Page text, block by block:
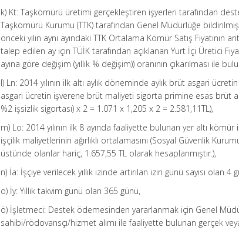
k) Kt: Taşkömürü üretimi gerçekleştiren işyerleri tarafından
Taşkömürü Kurumu (TTK) tarafından Genel Müdürlüğe
önceki yılın aynı ayındaki TTK Ortalama Kömür Satış
talep edilen ay için TÜİK tarafından açıklanan Yurt İçi Üretici
ayına göre değişim (yıllık % değişim)) oranının çıkarılması ile
l) Ln: 2014 yılının ilk altı aylık döneminde aylık brüt asgari
asgari ücretin işverene brüt maliyeti sigorta primine esas brüt
%2 işsizlik sigortası) x 2 = 1.071 x 1,205 x 2 = 2.581,11TL),
m) Lo: 2014 yılının ilk 8 ayında faaliyette bulunan yer altı
işçilik maliyetlerinin ağırlıklı ortalamasını (Sosyal Güvenlik
üstünde olanlar hariç, 1.657,55 TL olarak hesaplanmıştır.),
n) İa: İşçiye verilecek yıllık izinde artırılan izin günü sayısı olan 4
o) İy: Yıllık takvim günü olan 365 günü,
ö) İşletmeci: Destek ödemesinden yararlanmak için Genel
sahibi/rödovansçı/hizmet alımı ile faaliyette bulunan gerçek